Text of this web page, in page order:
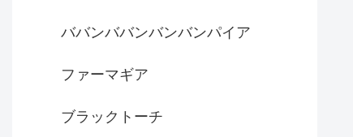
ババンババンバンバンパイア
ファーマギア
ブラックトーチ